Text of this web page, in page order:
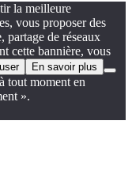
la meilleure
vous proposer des
partage de réseaux
cette bannière, vous
En savoir plus
tout moment en
».